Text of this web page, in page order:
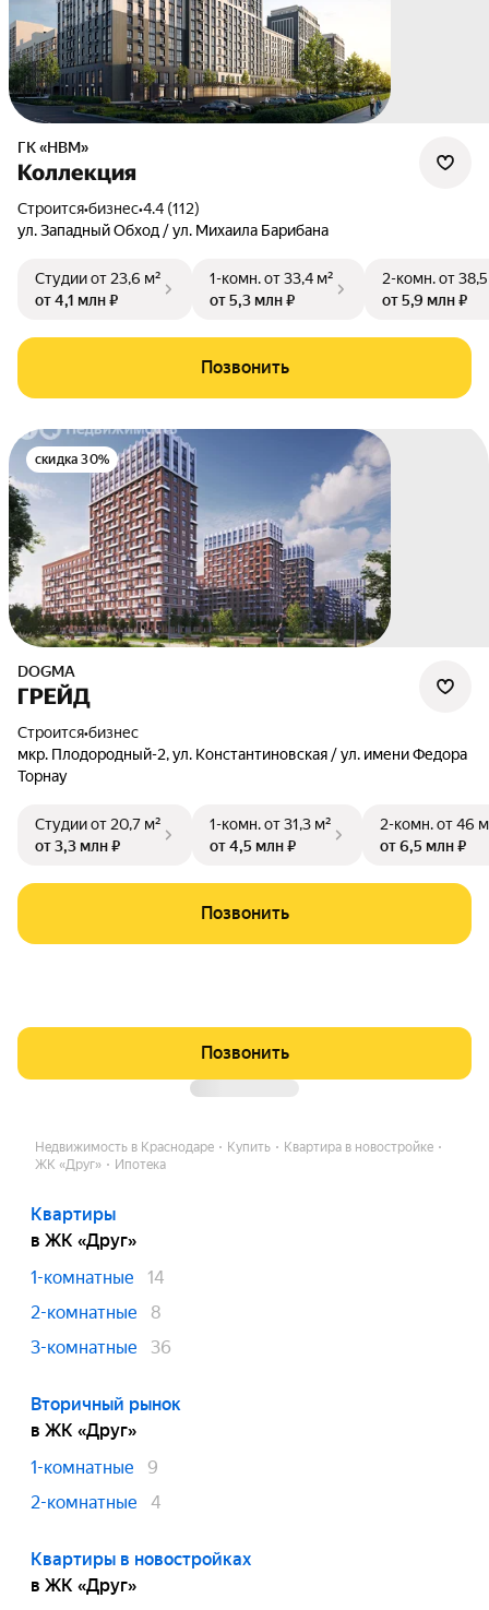
ГК «НВМ»
Коллекция
Строится•бизнес•4.4 (112)
ул. Западный Обход / ул. Михаила Барибана
Студииот 23,6 м²
от 4,1 млн ₽
1-комн.от 33,4 м²
от 5,3 млн ₽
2-комн.от
от 5,9 млн ₽
Позвонить
скидка 30%
DOGMA
ГРЕЙД
Строится•бизнес
мкр. Плодородный-2,ул. Константиновская / ул. имени Федора
Торнау
Студииот 20,7 м²
от 3,3 млн ₽
1-комн.от 31,3 м²
от 4,5 млн ₽
2-комн.от 46
от 6,5 млн ₽
Позвонить
Позвонить
Недвижимость в Краснодаре Купить
Квартира в новостройке
ЖК «Друг»
Ипотека
Квартиры
в ЖК «Друг»
1-комнатные
14
2-комнатные
8
3-комнатные
36
Вторичный рынок
в ЖК «Друг»
1-комнатные
9
2-комнатные
4
Квартиры в новостройках
в ЖК «Друг»